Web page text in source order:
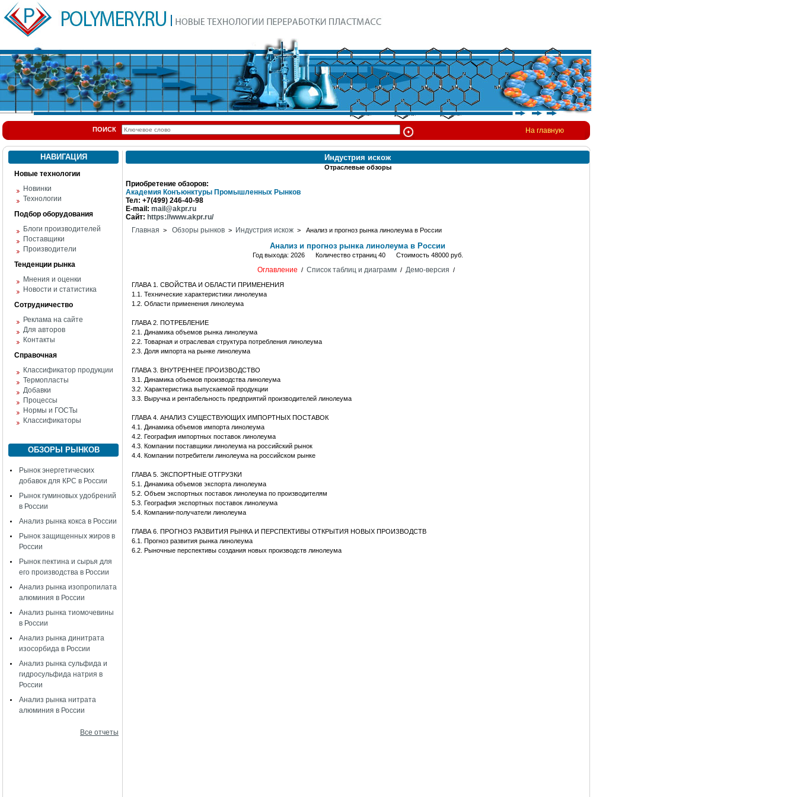
ПОИСК На главную
НАВИГАЦИЯ
Новые технологии
Новинки
Технологии
Подбор оборудования
Блоги производителей
Поставщики
Производители
Тенденции рынка
Мнения и оценки
Новости и статистика
Сотрудничество
Реклама на сайте
Для авторов
Контакты
Справочная
Классификатор продукции
Термопласты
Добавки
Процессы
Нормы и ГОСТы
Классификаторы
ОБЗОРЫ РЫНКОВ
Рынок энергетических
добавок для КРС в России
Рынок гуминовых удобрений
в России
Анализ рынка кокса в России
Рынок защищенных жиров в
России
Рынок пектина и сырья для
его производства в России
Анализ рынка изопропилата
алюминия в России
Анализ рынка тиомочевины
в России
Анализ рынка динитрата
изосорбида в России
Анализ рынка сульфида и
гидросульфида натрия в
России
Анализ рынка нитрата
алюминия в России
Все отчеты
Индустрия искож
Отраслевые обзоры
Приобретение обзоров:
Академия Конъюнктуры Промышленных Рынков
Тел: +7(499) 246-40-98
E-mail: mail@akpr.ru
Сайт: https://www.akpr.ru/
Главная > Обзоры рынков > Индустрия искож > Анализ и прогноз рынка линолеума в России
Анализ и прогноз рынка линолеума в России
Год выхода: 2026 Количество страниц 40 Стоимость 48000 руб.
Оглавление / Список таблиц и диаграмм/ Демо-версия /
ГЛАВА 1. СВОЙСТВА И ОБЛАСТИ ПРИМЕНЕНИЯ
1.1. Технические характеристики линолеума
1.2. Области применения линолеума
ГЛАВА 2. ПОТРЕБЛЕНИЕ
2.1. Динамика объемов рынка линолеума
2.2. Товарная и отраслевая структура потребления линолеума
2.3. Доля импорта на рынке линолеума
ГЛАВА 3. ВНУТРЕННЕЕ ПРОИЗВОДСТВО
3.1. Динамика объемов производства линолеума
3.2. Характеристика выпускаемой продукции
3.3. Выручка и рентабельность предприятий производителей линолеума
ГЛАВА 4. АНАЛИЗ СУЩЕСТВУЮЩИХ ИМПОРТНЫХ ПОСТАВОК
4.1. Динамика объемов импорта линолеума
4.2. География импортных поставок линолеума
4.3. Компании поставщики линолеума на российский рынок
4.4. Компании потребители линолеума на российском рынке
ГЛАВА 5. ЭКСПОРТНЫЕ ОТГРУЗКИ
5.1. Динамика объемов экспорта линолеума
5.2. Объем экспортных поставок линолеума по производителям
5.3. География экспортных поставок линолеума
5.4. Компании-получатели линолеума
ГЛАВА 6. ПРОГНОЗ РАЗВИТИЯ РЫНКА И ПЕРСПЕКТИВЫ ОТКРЫТИЯ НОВЫХ ПРОИЗВОДСТВ
6.1. Прогноз развития рынка линолеума
6.2. Рыночные перспективы создания новых производств линолеума